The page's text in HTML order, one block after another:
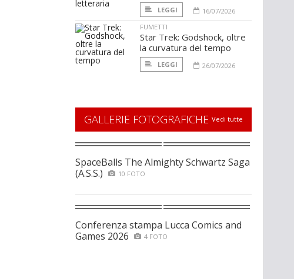
LEGGI
16/07/2026
FUMETTI
Star Trek: Godshock, oltre
la curvatura del tempo
LEGGI 26/07/2026
GALLERIE FOTOGRAFICHE Vedi tutte
SpaceBalls The Almighty Schwartz Saga
(A.S.S.)
10 FOTO
Conferenza stampa Lucca Comics and
Games 2026
4 FOTO